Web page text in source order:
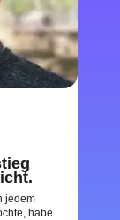
jedem
habe